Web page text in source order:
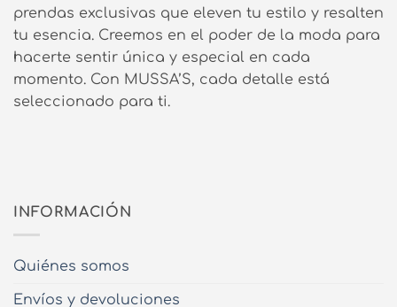
prendas exclusivas que eleven tu estilo y resalten
tu esencia. Creemos en el poder de la moda para
hacerte sentir única y especial en cada
momento. Con MUSSA’S, cada detalle está
seleccionado para ti.
INFORMACIÓN
Quiénes somos
Envíos y devoluciones